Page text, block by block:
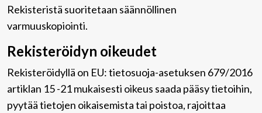
Rekisteristä suoritetaan säännöllinen
varmuuskopiointi.
Rekisteröidyn oikeudet
Rekisteröidyllä on EU: tietosuoja-asetuksen 679/2016
artiklan 15 -21 mukaisesti oikeus saada pääsy tietoihin,
pyytää tietojen oikaisemista tai poistoa, rajoittaa